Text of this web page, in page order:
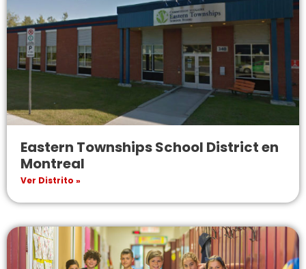
Eastern Townships School District en
Montreal
Ver Distrito »